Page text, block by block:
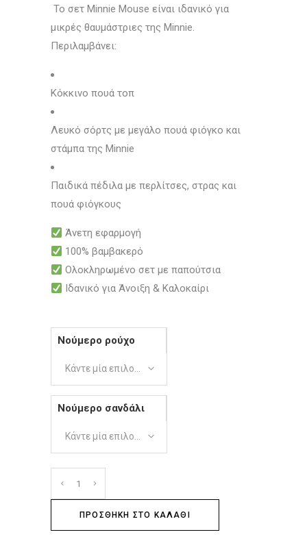
Το σετ Minnie Mouse είναι ιδανικό για
μικρές θαυμάστριες της Minnie.
Περιλαμβάνει:
Κόκκινο πουά τοπ
Λευκό σόρτς με μεγάλο πουά φιόγκο και
στάμπα της Minnie
Παιδικά πέδιλα με περλίτσες, στρας και
πουά φιόγκους
Άνετη εφαρμογή
100% βαμβακερό
Ολοκληρωμένο σετ με παπούτσια
Ιδανικό για Άνοιξη & Καλοκαίρι
Νούμερο ρούχο
Κάντε μία επιλογή
Νούμερο σανδάλι
Κάντε μία επιλογή
ΠΡΟΣΘΉΚΗ ΣΤΟ ΚΑΛΆΘΙ